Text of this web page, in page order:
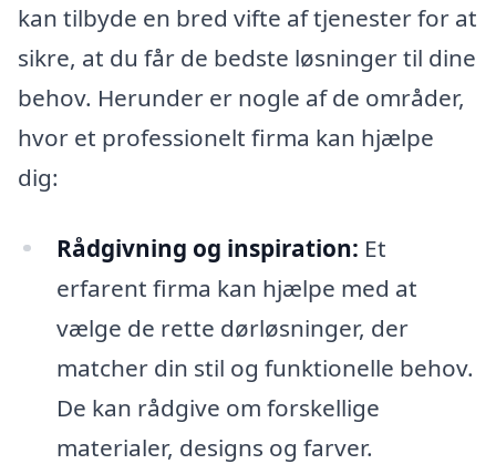
kan tilbyde en bred vifte af tjenester for at
sikre, at du får de bedste løsninger til dine
behov. Herunder er nogle af de områder,
hvor et professionelt firma kan hjælpe
dig:
Rådgivning og inspiration: Et
erfarent firma kan hjælpe med at
vælge de rette dørløsninger, der
matcher din stil og funktionelle behov.
De kan rådgive om forskellige
materialer, designs og farver.